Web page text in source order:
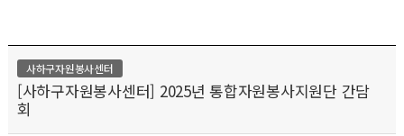
사하구자원봉사센터
[사하구자원봉사센터] 2025년 통합자원봉사지원단 간담
회